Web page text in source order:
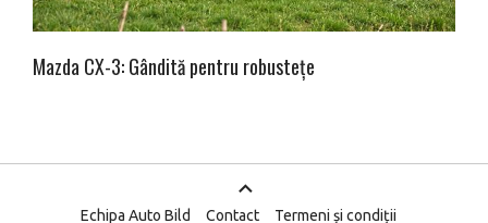
Mazda CX-3: Gândită pentru robustețe
Echipa Auto Bild Contact
Termeni și condiții